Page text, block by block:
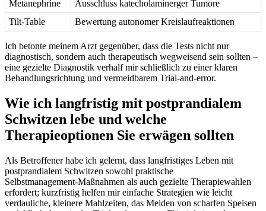
Metanephrine
Ausschluss​ katecholaminerger Tumore
Tilt‑Table
Bewertung autonomer Kreislaufreaktionen
Ich betonte ‌meinem Arzt gegenüber, dass⁣ die Tests nicht ​nur
diagnostisch, sondern auch therapeutisch wegweisend sein⁤ sollten –
eine gezielte Diagnostik verhalf mir schließlich zu ​einer klaren
Behandlungsrichtung und vermeidbarem Trial‑and‑error.
Wie⁤ ich langfristig mit postprandialem
Schwitzen lebe ​und welche
Therapieoptionen ‍Sie erwägen sollten
Als Betroffener habe ich gelernt, dass langfristiges Leben mit‍
postprandialem Schwitzen sowohl praktische
Selbstmanagement‑Maßnahmen ⁣als auch gezielte Therapiewahlen
⁣erfordert; kurzfristig⁣ helfen mir⁢ einfache Strategien wie leicht
⁣verdauliche,⁣ kleinere Mahlzeiten, das Meiden ​von scharfen Speisen